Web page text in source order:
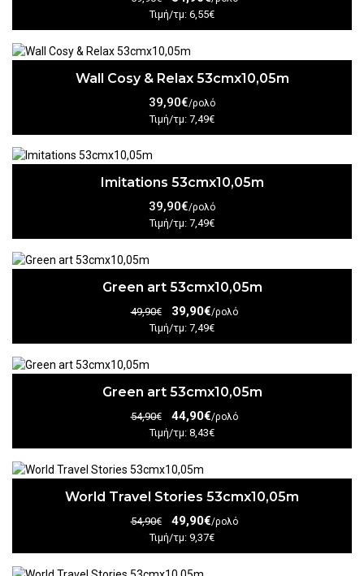
Τιμή/τμ: 6,55€
Wall Cosy & Relax 53cmx10,05m
39,90€/ρολό
Τιμή/τμ: 7,49€
Imitations 53cmx10,05m
39,90€/ρολό
Τιμή/τμ: 7,49€
Green art 53cmx10,05m
49,90€ 39,90€/ρολό
Τιμή/τμ: 7,49€
Green art 53cmx10,05m
54,90€ 44,90€/ρολό
Τιμή/τμ: 8,43€
World Travel Stories 53cmx10,05m
54,90€ 49,90€/ρολό
Τιμή/τμ: 9,37€